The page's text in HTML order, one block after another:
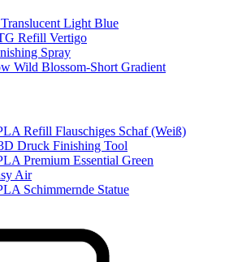
Light Blue
Refill Vertigo
Spray
Wild Blossom-Short Gradient
Refill Flauschiges Schaf (Weiß)
Druck Finishing Tool
Premium Essential Green
Air
Schimmernde Statue